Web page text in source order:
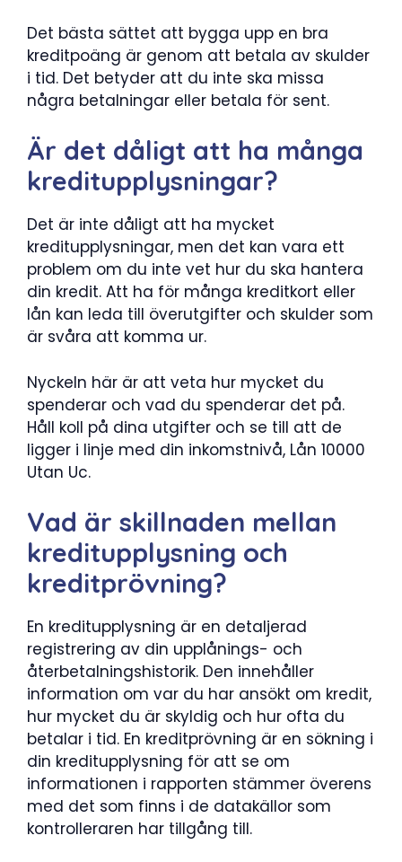
Det bästa sättet att bygga upp en bra
kreditpoäng är genom att betala av skulder
i tid. Det betyder att du inte ska missa
några betalningar eller betala för sent.
Är det dåligt att ha många
kreditupplysningar?
Det är inte dåligt att ha mycket
kreditupplysningar, men det kan vara ett
problem om du inte vet hur du ska hantera
din kredit. Att ha för många kreditkort eller
lån kan leda till överutgifter och skulder som
är svåra att komma ur.
Nyckeln här är att veta hur mycket du
spenderar och vad du spenderar det på.
Håll koll på dina utgifter och se till att de
ligger i linje med din inkomstnivå, Lån 10000
Utan Uc.
Vad är skillnaden mellan
kreditupplysning och
kreditprövning?
En kreditupplysning är en detaljerad
registrering av din upplånings- och
återbetalningshistorik. Den innehåller
information om var du har ansökt om kredit,
hur mycket du är skyldig och hur ofta du
betalar i tid. En kreditprövning är en sökning i
din kreditupplysning för att se om
informationen i rapporten stämmer överens
med det som finns i de datakällor som
kontrolleraren har tillgång till.